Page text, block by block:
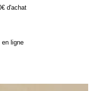
d'achat
ligne